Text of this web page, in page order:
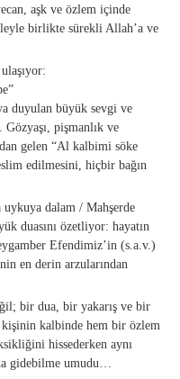
aşk ve özlem içinde
birlikte sürekli Allah’a ve
duyulan büyük sevgi ve
pişmanlık ve
gelen “Al kalbimi söke
edilmesini, hiçbir bağın
uykuya dalam / Mahşerde
duasını özetliyor: hayatın
Efendimiz’in (s.a.v.)
en derin arzularından
bir dua, bir yakarış ve bir
kalbinde hem bir özlem
hissederken aynı
gidebilme umudu…